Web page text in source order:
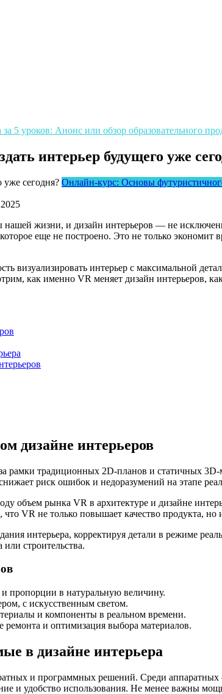
5 уроков: Анонс или обзор образовательного
интерьер будущего уже
Онлайн-курс: Основы
нашей жизни, и дизайн интерьеров — не
еще не построено. Это не только
визуализировать интерьер с максимальной
как именно VR меняет дизайн интерьеров,
дизайне интерьеров
за рамки традиционных 2D-планов и статичных
риск ошибок и недоразумений на этапе
объем рынка VR в архитектуре и дизайне
VR не только повышает качество продукта,
интерьера, корректируя детали в режиме
строительства.
пропорции в натуральную величину.
с искусственным светом.
и компоненты в реальном времени.
ремонта и оптимизация выбора материалов.
в дизайне интерьера
и программных решений. Среди
и удобство использования. Не менее важны